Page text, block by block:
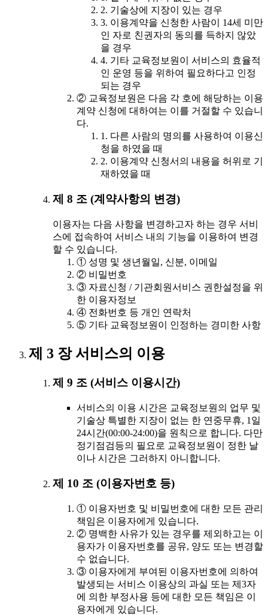
2. 기술상에 지장이 있는 경우
3. 이용계약을 신청한 사람이 14세 미만
인 자로 친권자의 동의를 득하지 않았
을 경우
4. 기타 교육정보원이 서비스의 효율적
인 운영 등을 위하여 필요하다고 인정
되는 경우
② 교육정보원은 다음 각 호에 해당하는 이용
계약 신청에 대하여는 이를 거절할 수 있습니
다.
1. 다른 사람의 명의를 사용하여 이용신
청을 하였을 때
2. 이용계약 신청서의 내용을 허위로 기
재하였을 때
제 8 조 (계약사항의 변경)
이용자는 다음 사항을 변경하고자 하는 경우 서비
스에 접속하여 서비스 내의 기능을 이용하여 변경
할 수 있습니다.
① 성명 및 생년월일, 신분, 이메일
② 비밀번호
③ 자료신청 / 기관회원서비스 권한설정을 위
한 이용자정보
④ 전화번호 등 개인 연락처
⑤ 기타 교육정보원이 인정하는 경미한 사항
제 3 장 서비스의 이용
제 9 조 (서비스 이용시간)
서비스의 이용 시간은 교육정보원의 업무 및
기술상 특별한 지장이 없는 한 연중무휴, 1일
24시간(00:00-24:00)을 원칙으로 합니다. 다만
정기점검등의 필요로 교육정보원이 정한 날
이나 시간은 그러하지 아니합니다.
제 10 조 (이용자번호 등)
① 이용자번호 및 비밀번호에 대한 모든 관리
책임은 이용자에게 있습니다.
② 명백한 사유가 있는 경우를 제외하고는 이
용자가 이용자번호를 공유, 양도 또는 변경할
수 없습니다.
③ 이용자에게 부여된 이용자번호에 의하여
발생되는 서비스 이용상의 과실 또는 제3자
에 의한 부정사용 등에 대한 모든 책임은 이
용자에게 있습니다.